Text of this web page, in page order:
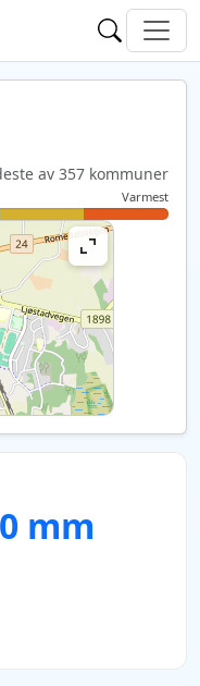
av 357 kommuner
Varmest
0 mm